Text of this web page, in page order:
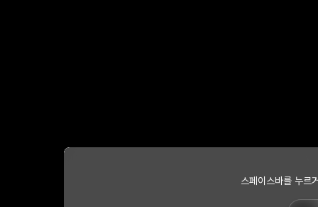
스페이스바를 누르